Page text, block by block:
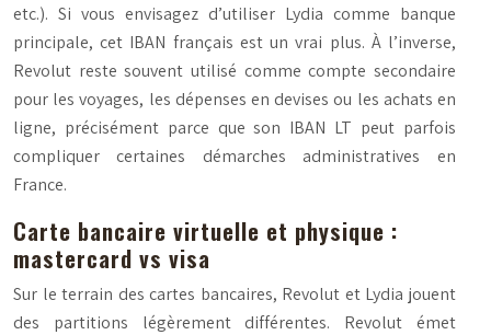
etc.). Si vous envisagez d’utiliser Lydia comme banque
principale, cet IBAN français est un vrai plus. À l’inverse,
Revolut reste souvent utilisé comme compte secondaire
pour les voyages, les dépenses en devises ou les achats en
ligne, précisément parce que son IBAN LT peut parfois
compliquer certaines démarches administratives en
France.
Carte bancaire virtuelle et physique :
mastercard vs visa
Sur le terrain des cartes bancaires, Revolut et Lydia jouent
des partitions légèrement différentes. Revolut émet